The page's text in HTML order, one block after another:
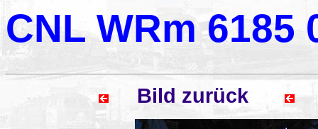
CNL WRm 6185
Bild zurück